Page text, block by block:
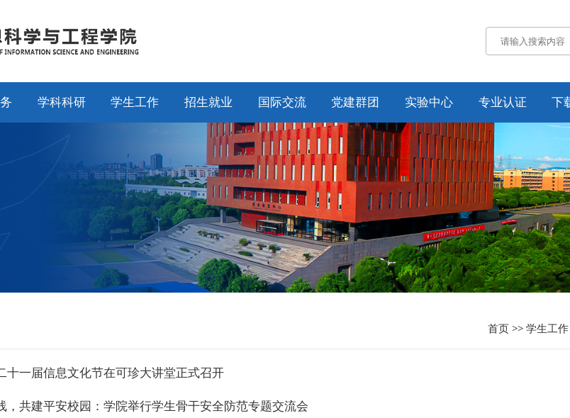
学科科研
通知公告
科研动态
学生工作
学工动态
学科竞赛
招生就业
招生工作
就业工作
校友工作
国际交流
通知公告
交流动态
合作项目
党建群团
通知公告
党务工作
工会工作
纪委工作
实验中心 专业认证
认证概况
工作动态
培养方案
规章制度
下
资
首页 >> 学生工作
十一届信息文化节在可珍大讲堂正式召开
，共建平安校园：学院举行学生骨干安全防范专题交流会